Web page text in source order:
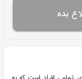
بده